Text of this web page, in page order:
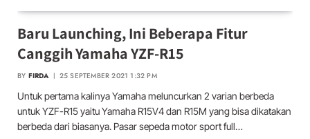
Baru Launching, Ini Beberapa Fitur
Canggih Yamaha YZF-R15
BY FIRDA 25 SEPTEMBER 2021 1:32 PM
Untuk pertama kalinya Yamaha meluncurkan 2 varian berbeda
untuk YZF-R15 yaitu Yamaha R15V4 dan R15M yang bisa dikatakan
berbeda dari biasanya. Pasar sepeda motor sport full…